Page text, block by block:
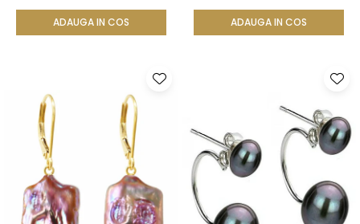
ADAUGA IN COS ADAUGA IN COS